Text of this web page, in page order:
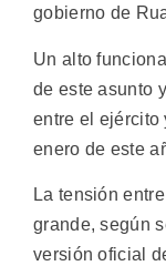
gobierno de
Un alto
de este asunto
entre el ejército
enero de este
La tensión
grande, según
versión oficial